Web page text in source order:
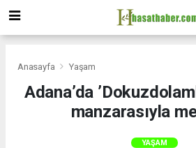
Anasayfa Yaşam
Adana’da
manzarasıyla
YAŞAM